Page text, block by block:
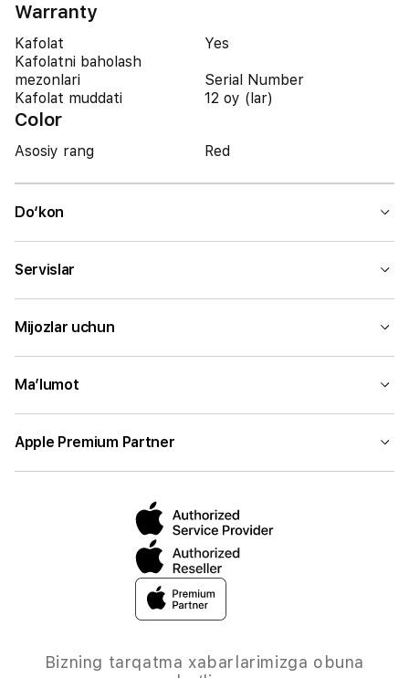
Warranty
Kafolat
Yes
Kafolatni baholash
mezonlari
Serial Number
Kafolat muddati
12 oy (lar)
Color
Asosiy rang Red
Do‘kon
Servislar
Mijozlar uchun
Ma’lumot
Apple Premium Partner
Bizning tarqatma xabarlarimizga obuna